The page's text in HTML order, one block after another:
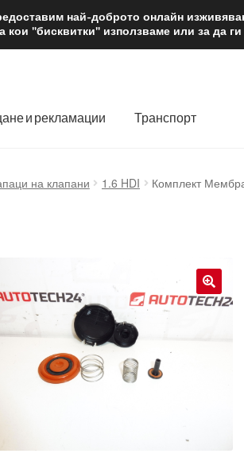
лв.
и рекламации Транспорт
на клапани 1.6 HDI Комплект
🔍
най-доброто онлайн
"бисквитки" използваме или за да